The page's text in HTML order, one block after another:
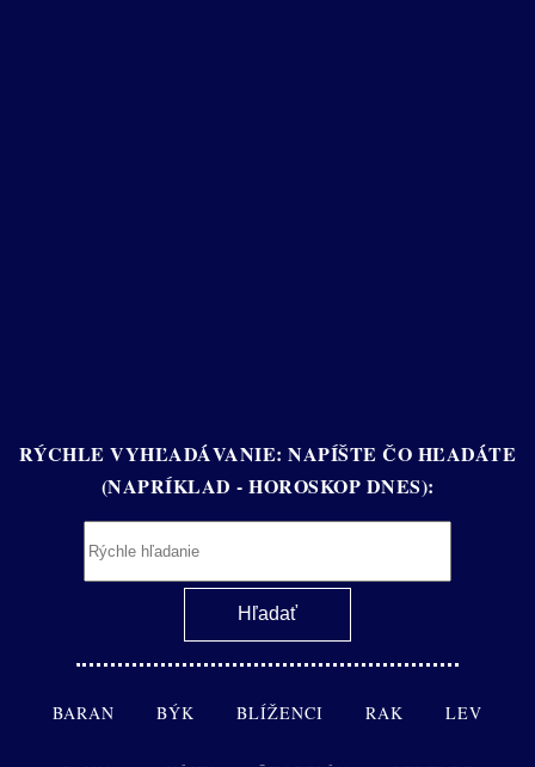
RÝCHLE VYHĽADÁVANIE: NAPÍŠTE ČO HĽADÁTE
(NAPRÍKLAD - HOROSKOP DNES):
BARAN BÝK BLÍŽENCI RAK LEV